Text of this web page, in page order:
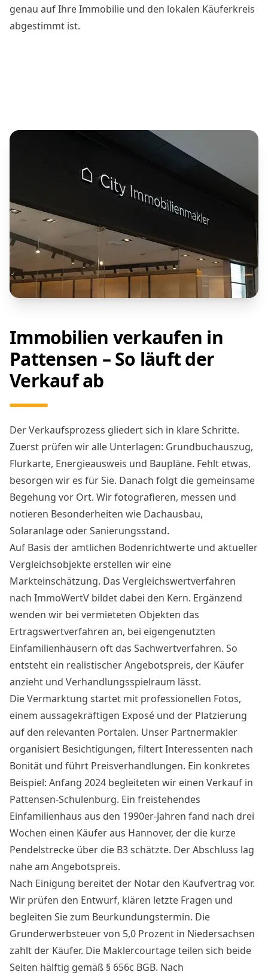
genau auf Ihre Immobilie und den lokalen Käuferkreis
abgestimmt ist.
Immobilien verkaufen in
Pattensen – So läuft der
Verkauf ab
Der Verkaufsprozess gliedert sich in klare Schritte.
Zuerst prüfen wir alle Unterlagen: Grundbuchauszug,
Flurkarte, Energieausweis und Baupläne. Fehlt etwas,
besorgen wir es für Sie. Danach folgt die gemeinsame
Begehung vor Ort. Wir fotografieren, messen und
notieren Besonderheiten wie Dachausbau,
Solaranlage oder Sanierungsstand.
Auf Basis der amtlichen Bodenrichtwerte und aktueller
Vergleichsobjekte erstellen wir eine
Markteinschätzung. Das Vergleichswertverfahren
nach ImmoWertV bildet dabei den Kern. Ergänzend
wenden wir bei vermieteten Objekten das
Ertragswertverfahren an, bei eigengenutzten
Einfamilienhäusern oft das Sachwertverfahren. So
entsteht ein realistischer Angebotspreis, der Käufer
anzieht und Verhandlungsspielraum lässt.
Die Vermarktung startet mit professionellen Fotos,
einem aussagekräftigen Exposé und der Platzierung
auf den relevanten Portalen. Unser Partnermakler
organisiert Besichtigungen, filtert Interessenten nach
Bonität und führt Preisverhandlungen. Ein konkretes
Beispiel: Anfang 2024 begleiteten wir einen Verkauf in
Pattensen-Schulenburg. Ein freistehendes
Einfamilienhaus aus den 1990er-Jahren fand nach drei
Wochen einen Käufer aus Hannover, der die kurze
Pendelstrecke über die B3 schätzte. Der Abschluss lag
nahe am Angebotspreis.
Nach Einigung bereitet der Notar den Kaufvertrag vor.
Wir prüfen den Entwurf, klären letzte Fragen und
begleiten Sie zum Beurkundungstermin. Die
Grunderwerbsteuer von 5,0 Prozent in Niedersachsen
zahlt der Käufer. Die Maklercourtage teilen sich beide
Seiten hälftig gemäß § 656c BGB. Nach